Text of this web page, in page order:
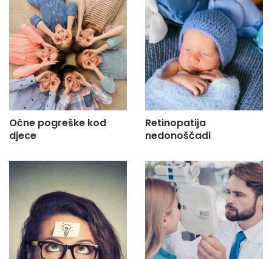
Očne pogreške kod
djece
Retinopatija
nedonoščadi